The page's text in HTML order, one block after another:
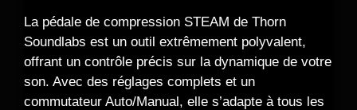
La pédale de compression STEAM de Thorn
Soundlabs est un outil extrêmement polyvalent,
offrant un contrôle précis sur la dynamique de votre
son. Avec des réglages complets et un
commutateur Auto/Manual, elle s’adapte à tous les